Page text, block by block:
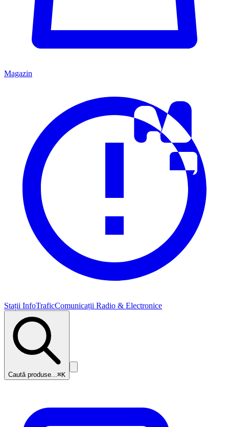
Magazin
Stații InfoTraficComunicații Radio & Electronice
Caută produse...⌘K